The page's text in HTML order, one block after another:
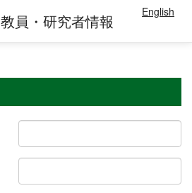
教員・研究者情報 English